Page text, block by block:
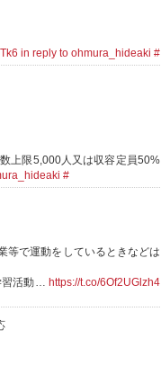
in reply to ohmura_hideaki #
上限5,000人又は収容定員50%
#
等で運動をしているときなどは
習活動… https://t.co/6Of2UGlzh4